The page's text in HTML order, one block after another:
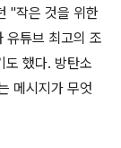
"작은 것을 위한
유튜브 최고의 조
도 했다. 방탄소
메시지가 무엇